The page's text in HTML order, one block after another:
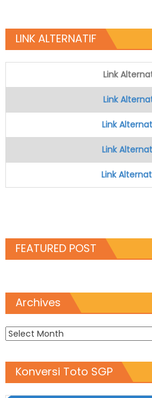
LINK ALTERNATIF
Link
Link
Link
Link
Link
FEATURED POST
Archives
Archives
Konversi Toto SGP